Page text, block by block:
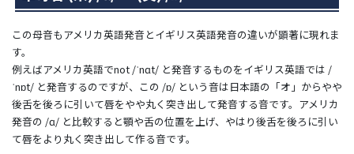
この母音もアメリカ英語発音とイギリス英語発音の違いが顕著に現れま
す。
例えばアメリカ英語でnot /ˈnɑt/ と発音するものをイギリス英語では /
ˈnɒt/ と発音するのですが、この /ɒ/ という音は日本語の「オ」からやや
後舌を後ろに引いて唇をやや丸く突き出して発音する音です。アメリカ
発音の /ɑ/ と比較すると顎や舌の位置を上げ、やはり後舌を後ろに引い
て唇をより丸く突き出して作る音です。